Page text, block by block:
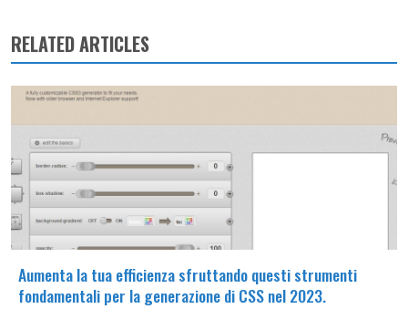
RELATED ARTICLES
Aumenta la tua efficienza sfruttando questi strumenti
fondamentali per la generazione di CSS nel 2023.